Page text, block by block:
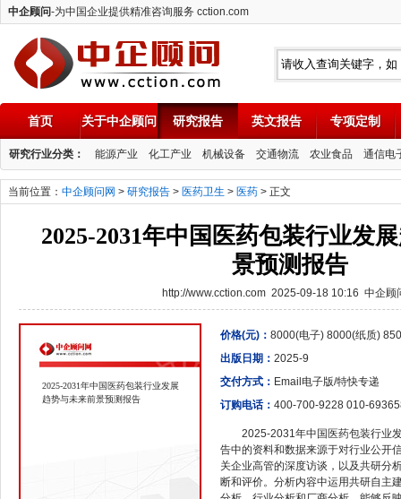
中企顾问-为中国企业提供精准咨询服务 cction.com
中企顾问
首页 关于中企顾问 研究报告 英文报告 专项定制
研究行业分类： 能源产业 化工产业 机械设备 交通物流 农业食品 通信电
当前位置： 中企顾问网 > 研究报告 > 医药卫生 > 医药 > 正文
2025-2031年中国医药包装行业发
景预测报告
http://www.cction.com 2025-09-18 10:16 中企顾
2025-2031年中国医药包装行业发展
趋势与未来前景预测报告
价格(元)： 8000(电子) 8000(纸质)
出版日期： 2025-9
交付方式： Email电子版/特快专递
订购电话： 400-700-9228 010-
2025-2031年中国医药包装行业
告中的资料和数据来源于对行业公开
关企业高管的深度访谈，以及共研分
断和评价。分析内容中运用共研自主